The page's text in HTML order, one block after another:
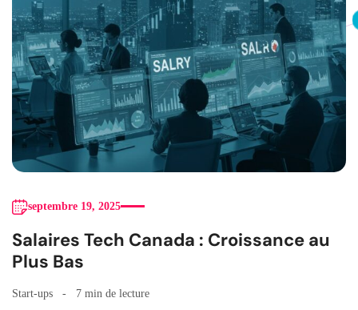
septembre 19, 2025
Salaires Tech Canada : Croissance au
Plus Bas
Start-ups 7 min de lecture